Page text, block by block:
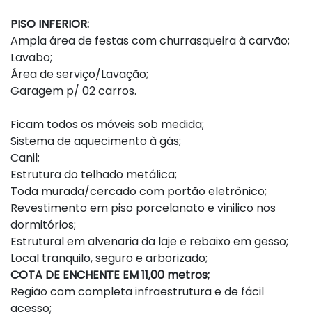
PISO INFERIOR:
Ampla área de festas com churrasqueira à carvão;
Lavabo;
Área de serviço/Lavação;
Garagem p/ 02 carros.
Ficam todos os móveis sob medida;
Sistema de aquecimento à gás;
Canil;
Estrutura do telhado metálica;
Toda murada/cercado com portão eletrônico;
Revestimento em piso porcelanato e vinilico nos
dormitórios;
Estrutural em alvenaria da laje e rebaixo em gesso;
Local tranquilo, seguro e arborizado;
COTA DE ENCHENTE EM 11,00 metros;
Região com completa infraestrutura e de fácil
acesso;